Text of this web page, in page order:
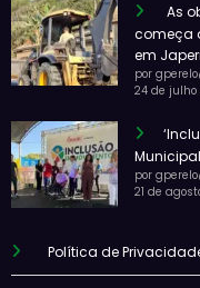
As
começa
em Japeri
por
24 de julho
por
21 de
Política de